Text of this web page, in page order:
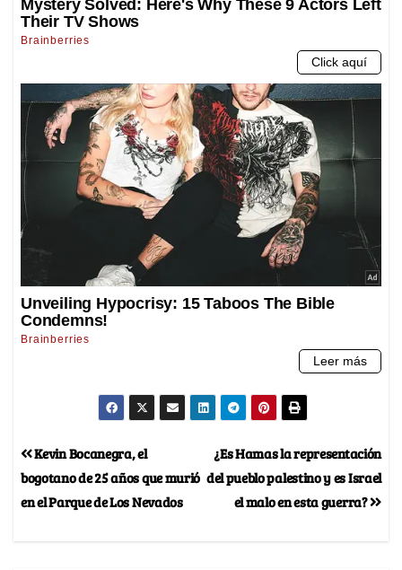
¿Es Hamas la representación
del pueblo palestino y es Israel
el malo en esta guerra?
Kevin Bocanegra, el
bogotano de 25 años que murió
en el Parque de Los Nevados